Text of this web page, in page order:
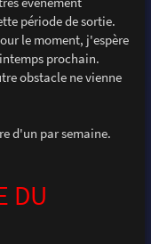
période de sortie.
le moment, j'espère
prochain.
obstacle ne vienne
d'un par semaine.
DU